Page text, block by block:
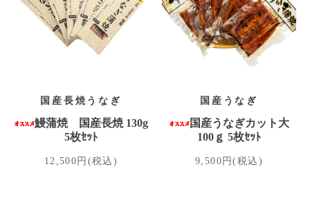
国産長焼うなぎ
鰻蒲焼 国産長焼 130g
5枚ｾｯﾄ
12,500円(税込)
国産うなぎ
国産うなぎカット大
100ｇ 5枚ｾｯﾄ
9,500円(税込)